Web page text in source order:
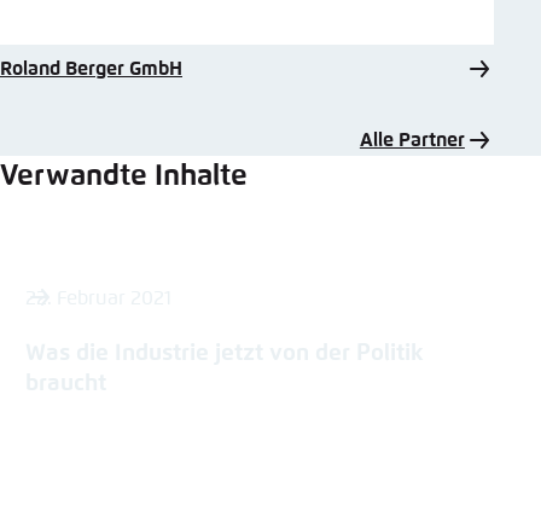
Roland Berger GmbH
Alle Partner
Verwandte Inhalte